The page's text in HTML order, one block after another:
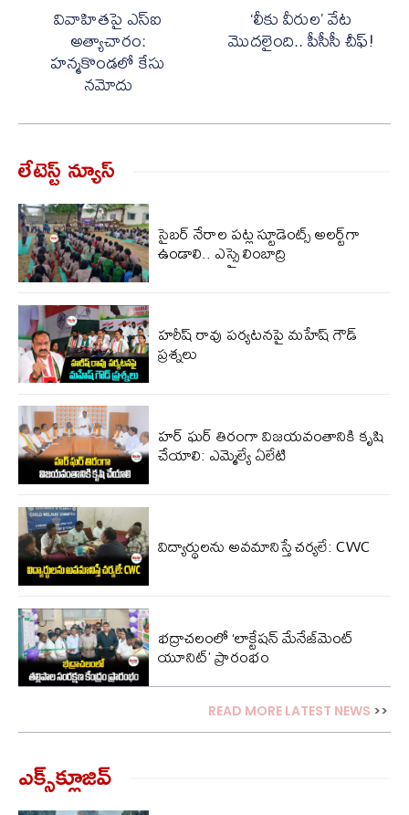
వివాహితపై ఎస్ఐ
అత్యాచారం:
హన్మకొండలో కేసు
నమోదు
‘లీకు వీరుల’ వేట
మొదలైంది.. పీసీసీ చీఫ్!
లేటెస్ట్ న్యూస్‌
సైబర్ నేరాల పట్ల స్టూడెంట్స్ అలర్ట్‌గా
ఉండాలి.. ఎస్సై లింబాద్రి
హరీష్ రావు పర్యటనపై మహేష్ గౌడ్
ప్రశ్నలు
హర్ ఘర్ తిరంగా విజయవంతానికి కృషి
చేయాలి: ఎమ్మెల్యే ఏలేటి
విద్యార్థులను అవమానిస్తే చర్యలే: CWC
భద్రాచలంలో ‘లాక్టేషన్ మేనేజ్‌మెంట్
యూనిట్’ ప్రారంభం
READ MORE LATEST NEWS >>
ఎక్స్‌క్లూజివ్‌